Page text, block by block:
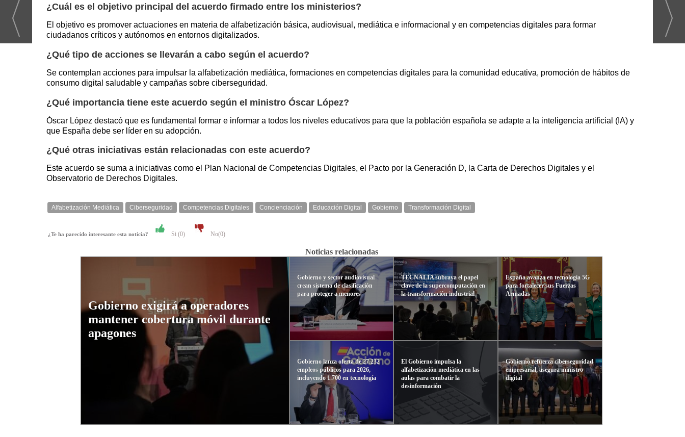
¿Cuál es el objetivo principal del acuerdo firmado entre los ministerios?
El objetivo es promover actuaciones en materia de alfabetización básica, audiovisual, mediática e informacional y en competencias digitales para formar
ciudadanos críticos y autónomos en entornos digitalizados.
¿Qué tipo de acciones se llevarán a cabo según el acuerdo?
Se contemplan acciones para impulsar la alfabetización mediática, formaciones en competencias digitales para la comunidad educativa, promoción de hábitos de
consumo digital saludable y campañas sobre ciberseguridad.
¿Qué importancia tiene este acuerdo según el ministro Óscar López?
Óscar López destacó que es fundamental formar e informar a todos los niveles educativos para que la población española se adapte a la inteligencia artificial (IA) y
que España debe ser líder en su adopción.
¿Qué otras iniciativas están relacionadas con este acuerdo?
Este acuerdo se suma a iniciativas como el Plan Nacional de Competencias Digitales, el Pacto por la Generación D, la Carta de Derechos Digitales y el
Observatorio de Derechos Digitales.
Alfabetización Mediática Ciberseguridad Competencias Digitales Concienciación Educación Digital Gobierno Transformación Digital
¿Te ha parecido interesante esta noticia? Si (0) No(0)
Noticias relacionadas
Gobierno exigirá a operadores
mantener cobertura móvil durante
apagones
Gobierno y sector audiovisual
crean sistema de clasificación
para proteger a menores
Gobierno lanza oferta de 27.232
empleos públicos para 2026,
incluyendo 1.700 en tecnología
TECNALIA subraya el papel
clave de la supercomputación en
la transformación industrial
El Gobierno impulsa la
alfabetización mediática en las
aulas para combatir la
desinformación
España avanza en tecnología 5G
para fortalecer sus Fuerzas
Armadas
Gobierno refuerza ciberseguridad
empresarial, asegura ministro
digital